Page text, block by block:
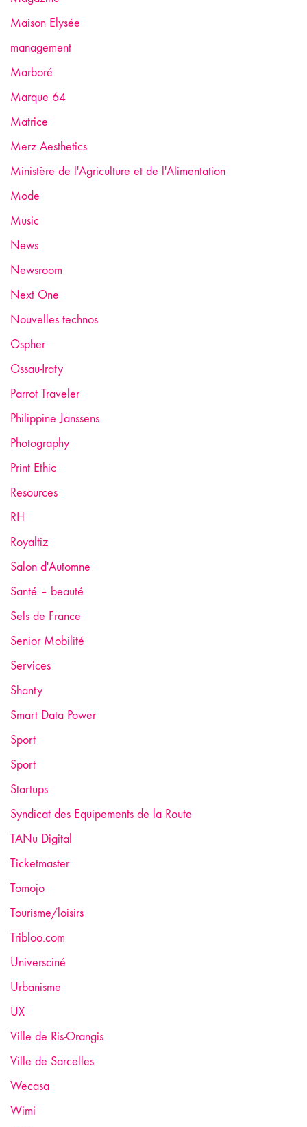
Maison Elysée
management
Marboré
Marque 64
Matrice
Merz Aesthetics
Ministère de l'Agriculture et de l'Alimentation
Mode
Music
News
Newsroom
Next One
Nouvelles technos
Ospher
Ossau-Iraty
Parrot Traveler
Philippine Janssens
Photography
Print Ethic
Resources
RH
Royaltiz
Salon d'Automne
Santé – beauté
Sels de France
Senior Mobilité
Services
Shanty
Smart Data Power
Sport
Sport
Startups
Syndicat des Equipements de la Route
TANu Digital
Ticketmaster
Tomojo
Tourisme/loisirs
Tribloo.com
Universciné
Urbanisme
UX
Ville de Ris-Orangis
Ville de Sarcelles
Wecasa
Wimi